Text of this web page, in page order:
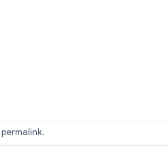
permalink.